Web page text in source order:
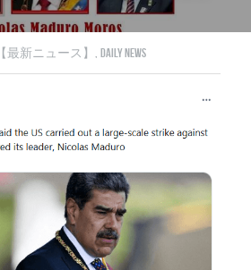
【最新ニュース】, Daily News